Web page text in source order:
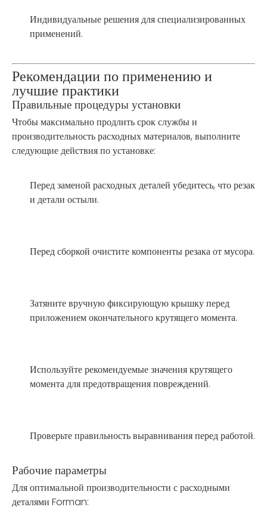
Индивидуальные решения для специализированных
применений.
Рекомендации по применению и
лучшие практики
Правильные процедуры установки
Чтобы максимально продлить срок службы и
производительность расходных материалов, выполните
следующие действия по установке:
Перед заменой расходных деталей убедитесь, что резак
и детали остыли.
Перед сборкой очистите компоненты резака от мусора.
Затяните вручную фиксирующую крышку перед
приложением окончательного крутящего момента.
Используйте рекомендуемые значения крутящего
момента для предотвращения повреждений.
Проверьте правильность выравнивания перед работой.
Рабочие параметры
Для оптимальной производительности с расходными
деталями Forman: